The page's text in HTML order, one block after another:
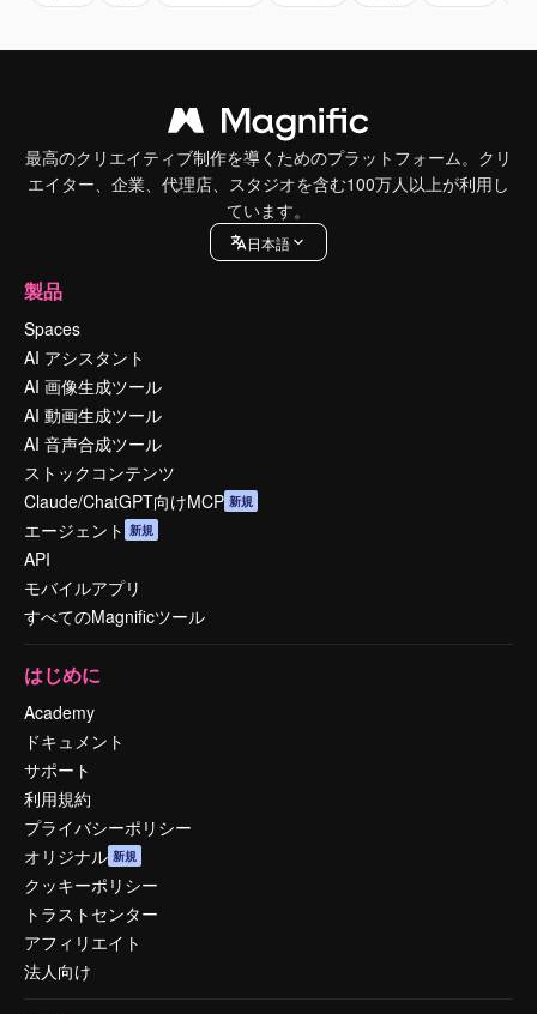
最高のクリエイティブ制作を導くためのプラットフォーム。クリ
エイター、企業、代理店、スタジオを含む100万人以上が利用し
ています。
日本語
製品
Spaces
AI アシスタント
AI 画像生成ツール
AI 動画生成ツール
AI 音声合成ツール
ストックコンテンツ
Claude/ChatGPT向けMCP 新規
エージェント 新規
API
モバイルアプリ
すべてのMagnificツール
はじめに
Academy
ドキュメント
サポート
利用規約
プライバシーポリシー
オリジナル 新規
クッキーポリシー
トラストセンター
アフィリエイト
法人向け